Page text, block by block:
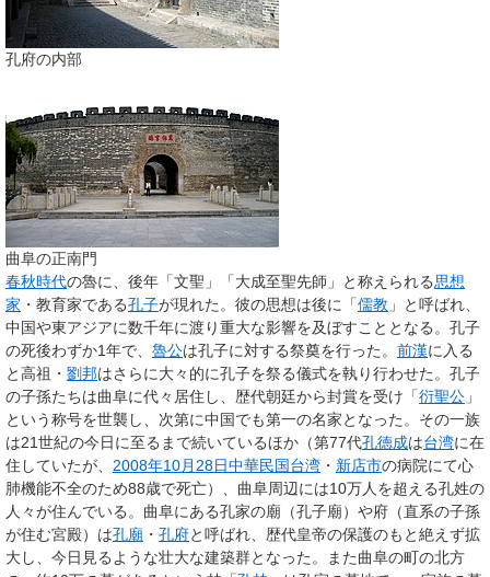
孔府の内部
曲阜の正南門
春秋時代の魯に、後年「文聖」「大成至聖先師」と称えられる思想
家 ・教育家である孔子が現れた。彼の思想は後に「儒教 」と呼ばれ、
中国や東アジアに数千年に渡り重大な影響を及ぼすこととなる。孔子
の死後わずか1年で、 魯公は孔子に対する祭奠を行った。 前漢に入る
と高祖・ 劉邦はさらに大々的に孔子を祭る儀式を執り行わせた。孔子
の子孫たちは曲阜に代々居住し、歴代朝廷から封賞を受け「衍聖公 」
という称号を世襲し、次第に中国でも第一の名家となった。その一族
は21世紀の今日に至るまで続いているほか（第77代孔徳成は台湾に在
住していたが、 2008年10月28日中華民国台湾 ・ 新店市の病院にて心
肺機能不全のため88歳で死亡）、曲阜周辺には10万人を超える孔姓の
人々が住んでいる。曲阜にある孔家の廟（孔子廟）や府（直系の子孫
が住む宮殿）は孔廟 ・ 孔府と呼ばれ、歴代皇帝の保護のもと絶えず拡
大し、今日見るような壮大な建築群となった。また曲阜の町の北方